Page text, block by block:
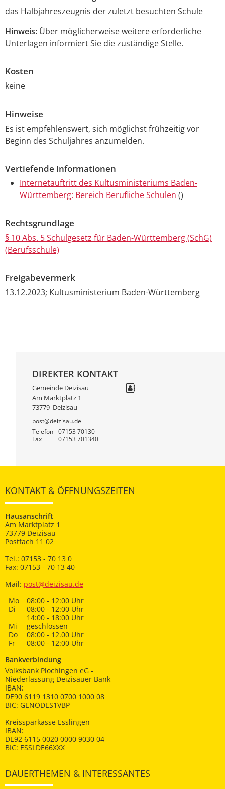
das Halbjahreszeugnis der zuletzt besuchten Schule
Hinweis: Über möglicherweise weitere erforderliche
Unterlagen informiert Sie die zuständige Stelle.
Kosten
keine
Hinweise
Es ist empfehlenswert, sich möglichst frühzeitig vor
Beginn des Schuljahres anzumelden.
Vertiefende Informationen
Internetauftritt des Kultusministeriums Baden-
Württemberg: Bereich Berufliche Schulen ()
Rechtsgrundlage
§ 10 Abs. 5 Schulgesetz für Baden-Württemberg (SchG)
(Berufsschule)
Freigabevermerk
13.12.2023; Kultusministerium Baden-Württemberg
DIREKTER KONTAKT
Gemeinde Deizisau
Am Marktplatz 1
73779 Deizisau
post@deizisau.de
Telefon
07153 70130
Fax 07153 701340
KONTAKT & ÖFFNUNGSZEITEN
Hausanschrift
Am Marktplatz 1
73779 Deizisau
Postfach 11 02
Tel.: 07153 - 70 13 0
Fax: 07153 - 70 13 40
Mail: post@deizisau.de
Mo
08:00 - 12:00 Uhr
Di
08:00 - 12:00 Uhr
14:00 - 18:00 Uhr
Mi
geschlossen
Do
08:00 - 12.00 Uhr
Fr
08:00 - 12:00 Uhr
Bankverbindung
Volksbank Plochingen eG -
Niederlassung Deizisauer Bank
IBAN:
DE90 6119 1310 0700 1000 08
BIC: GENODES1VBP
Kreissparkasse Esslingen
IBAN:
DE92 6115 0020 0000 9030 04
BIC: ESSLDE66XXX
DAUERTHEMEN & INTERESSANTES